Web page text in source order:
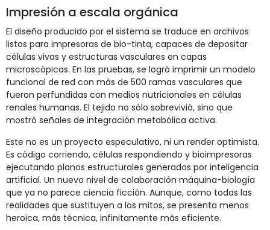
Impresión a escala orgánica
El diseño producido por el sistema se traduce en archivos
listos para impresoras de bio-tinta, capaces de depositar
células vivas y estructuras vasculares en capas
microscópicas. En las pruebas, se logró imprimir un modelo
funcional de red con más de 500 ramas vasculares que
fueron perfundidas con medios nutricionales en células
renales humanas. El tejido no sólo sobrevivió, sino que
mostró señales de integración metabólica activa.
Este no es un proyecto especulativo, ni un render optimista.
Es código corriendo, células respondiendo y bioimpresoras
ejecutando planos estructurales generados por inteligencia
artificial. Un nuevo nivel de colaboración máquina-biología
que ya no parece ciencia ficción. Aunque, como todas las
realidades que sustituyen a los mitos, se presenta menos
heroica, más técnica, infinitamente más eficiente.